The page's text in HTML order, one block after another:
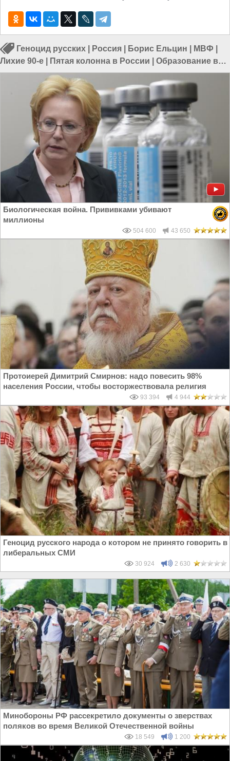
Геноцид русских Россия Борис Ельцин МВФ
Лихие 90-е
Пятая колонна в России
Образование в
России|Исследования в России
Биологическая война. Прививками убивают
миллионы
504 600 43 650
Протоиерей Димитрий Смирнов: надо повесить 98%
населения России, чтобы восторжествовала религия
93 394 4 944
Геноцид русского народа о котором не принято говорить в
либеральных СМИ
30 924 2 630
Минобороны РФ рассекретило документы о зверствах
поляков во время Великой Отечественной войны
18 549 1 200